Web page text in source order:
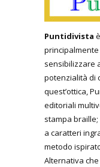
Puntidivista
principalmente
sensibilizzare
potenzialità di
quest’ottica,
editoriali
stampa
a caratteri
metodo
Alternativa che